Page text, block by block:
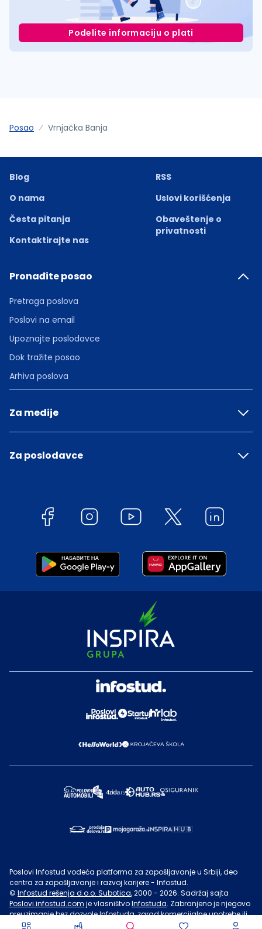
Podelite informaciju o plati
Posao Vrnjačka Banja
Blog
O nama
Česta pitanja
Kontaktirajte nas
RSS
Uslovi korišćenja
Obaveštenje o
privatnosti
Pronađite posao
Pretraga poslova
Poslovi na email
Upoznajte poslodavce
Dok tražite posao
Arhiva poslova
Za medije
Za poslodavce
Poslovi Infostud vodeća platforma za zapošljavanje u Srbiji, deo
centra za zapošljavanje i razvoj karijere - Infostud.
© Infostud rešenja d.o.o. Subotica, 2000 - 2026. Sadržaj sajta
Poslovi.infostud.com je vlasništvoInfostuda. Zabranjeno je njegovo
preuzimanje bez dozvoleInfostuda, zarad komercijalne upotrebe ili
u druge svrhe, osim za lične potrebe posetilaca sajta.